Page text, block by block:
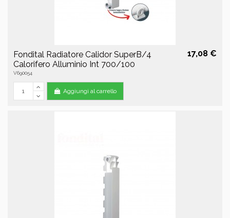
Fondital Radiatore Calidor SuperB/4
Calorifero Alluminio Int 700/100
V690054
17,08 €
Aggiungi al carrello